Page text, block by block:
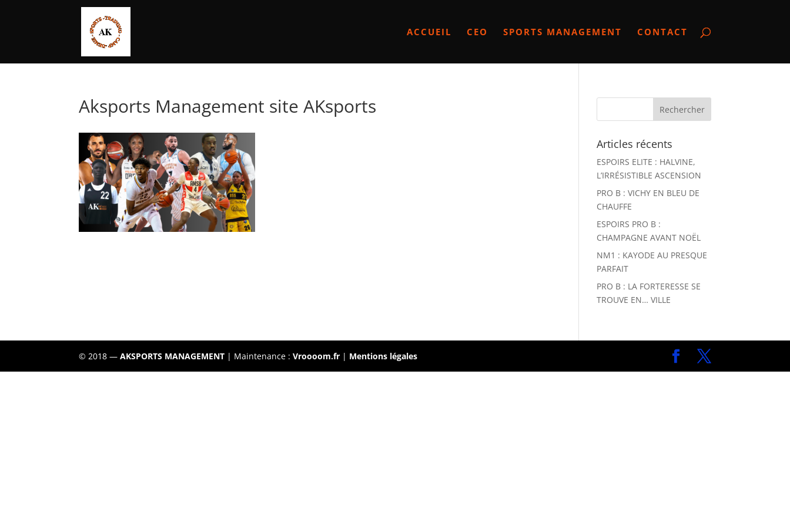
ACCUEIL CEO SPORTS MANAGEMENT CONTACT
Aksports Management site AKsports
Articles récents
ESPOIRS ELITE : HALVINE,
L’IRRÉSISTIBLE ASCENSION
PRO B : VICHY EN BLEU DE
CHAUFFE
ESPOIRS PRO B :
CHAMPAGNE AVANT NOËL
NM1 : KAYODE AU PRESQUE
PARFAIT
PRO B : LA FORTERESSE SE
TROUVE EN… VILLE
© 2018 —AKSPORTS MANAGEMENT | Maintenance :Vroooom.fr | Mentions légales